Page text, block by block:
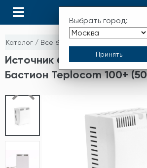
Выбрать город:
Каталог / Все бренды
Источник бесперебойного
Бастион Teplocom 100+